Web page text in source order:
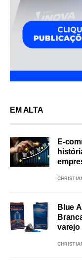
EM ALTA
E-
Blue
varejo